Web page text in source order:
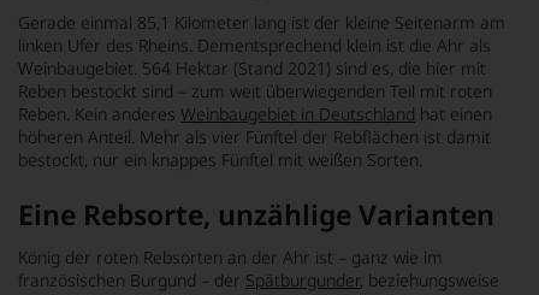
Gerade einmal 85,1 Kilometer lang ist der kleine Seitenarm am
linken Ufer des Rheins. Dementsprechend klein ist die Ahr als
Weinbaugebiet. 564 Hektar (Stand 2021) sind es, die hier mit
Reben bestockt sind – zum weit überwiegenden Teil mit roten
Reben. Kein anderes Weinbaugebiet in Deutschland hat einen
höheren Anteil. Mehr als vier Fünftel der Rebflächen ist damit
bestockt, nur ein knappes Fünftel mit weißen Sorten.
Eine Rebsorte, unzählige Varianten
König der roten Rebsorten an der Ahr ist – ganz wie im
französischen Burgund – der Spätburgunder, beziehungsweise